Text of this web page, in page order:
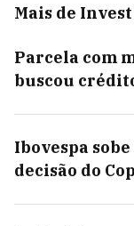
Mais de Invest
Parcela com
buscou
Ibovespa
decisão do